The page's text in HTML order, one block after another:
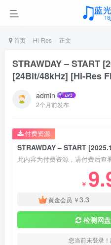
首页 Hi-Res 正文
STRAWDAY – START
[24Bit/48kHz] [Hi-Res
admin
2个月前发布
此内容为付费资源，请付费后查
￥
黄金会员 ￥3.3
检测网
您当前未登录
付费资源